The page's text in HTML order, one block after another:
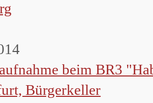
beim BR3
Bürgerkeller